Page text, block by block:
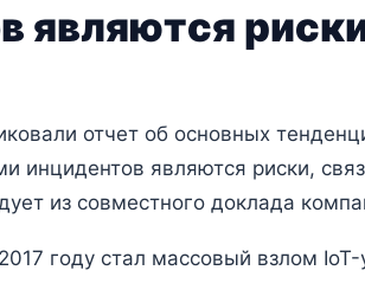
отчет об основных
инцидентов являются риски,
из совместного доклада
году стал массовый взлом